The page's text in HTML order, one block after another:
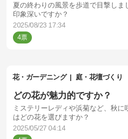
夏の終わりの風景を歩道で目撃しま
印象深いですか？
2025/08/23 17:34
4
花・ガーデニング 庭・花壇づくり
どの花が魅力的ですか？
ミステリーレディや浜菊など、秋に
はどの花を選びますか？
2025/05/27 04:14